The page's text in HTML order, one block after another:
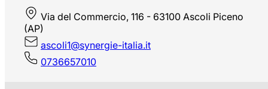
Via del Commercio, 116 - 63100 Ascoli Piceno
(AP)
ascoli1@synergie-italia.it
0736657010